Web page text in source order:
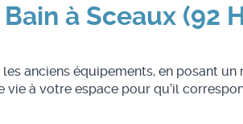
à Sceaux (92
anciens équipements, en posant
à votre espace pour qu’il